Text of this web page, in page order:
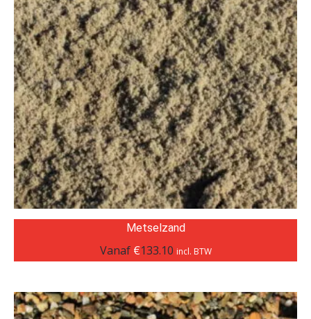
Metselzand
Vanaf €133.10 incl. BTW